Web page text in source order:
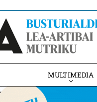
MULTIMEDIA